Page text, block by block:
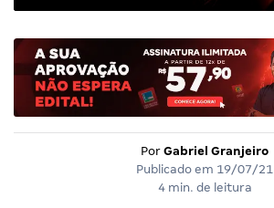
Por Gabriel Granjeiro
Publicado em 19/07/21
4 min. de leitura